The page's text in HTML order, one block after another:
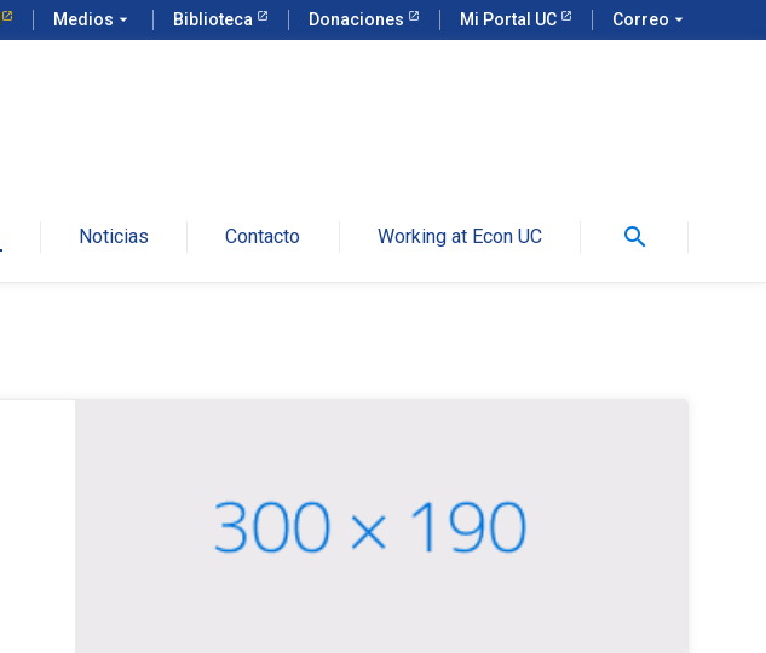
Medios arrow_drop_down Biblioteca Donaciones Mi Portal UC Correo arrow_drop_down
Noticias Contacto Working at Econ UC search